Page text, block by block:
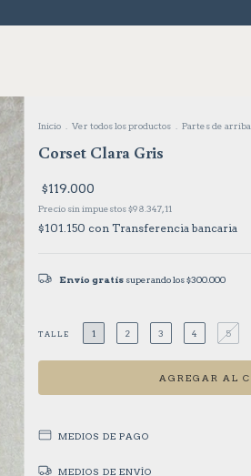
Inicio Ver todos los productos Partes de arriba
Corset Clara Gris
$119.000
Precio sin impuestos$98.347,11
$101.150 con Transferencia bancaria
Envío gratissuperando los$300.000
TALLE 1 2 3 4 5
MEDIOS DE PAGO
MEDIOS DE ENVÍO